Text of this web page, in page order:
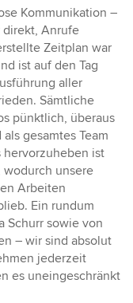
Kommunikation –
direkt, Anrufe
Zeitplan war
ist auf den Tag
aller
Sämtliche
pünktlich, überaus
gesamtes Team
hervorzuheben ist
wodurch unsere
Arbeiten
Ein rundum
Schurr sowie von
– wir sind absolut
jederzeit
es uneingeschränkt